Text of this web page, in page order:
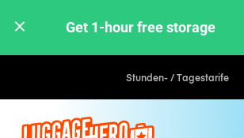
Get 1-hour free storage
Stunden- / Tagestarife